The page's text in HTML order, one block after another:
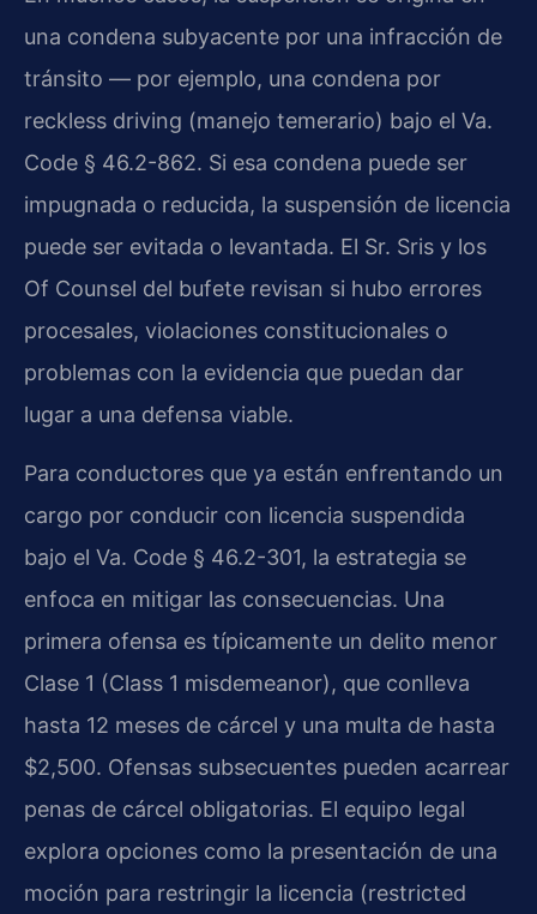
una condena subyacente por una infracción de
tránsito — por ejemplo, una condena por
reckless driving (manejo temerario) bajo el Va.
Code § 46.2-862. Si esa condena puede ser
impugnada o reducida, la suspensión de licencia
puede ser evitada o levantada. El Sr. Sris y los
Of Counsel del bufete revisan si hubo errores
procesales, violaciones constitucionales o
problemas con la evidencia que puedan dar
lugar a una defensa viable.
Para conductores que ya están enfrentando un
cargo por conducir con licencia suspendida
bajo el Va. Code § 46.2-301, la estrategia se
enfoca en mitigar las consecuencias. Una
primera ofensa es típicamente un delito menor
Clase 1 (Class 1 misdemeanor), que conlleva
hasta 12 meses de cárcel y una multa de hasta
$2,500. Ofensas subsecuentes pueden acarrear
penas de cárcel obligatorias. El equipo legal
explora opciones como la presentación de una
moción para restringir la licencia (restricted